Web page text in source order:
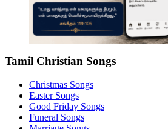
Tamil Christian Songs
Christmas Songs
Easter Songs
Good Friday Songs
Funeral Songs